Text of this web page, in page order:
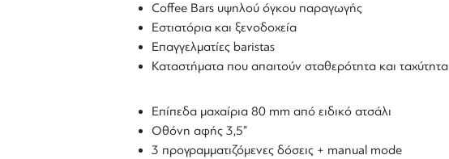
Coffee Bars υψηλού όγκου παραγωγής
Εστιατόρια και ξενοδοχεία
Επαγγελματίες baristas
Καταστήματα που απαιτούν σταθερότητα και ταχύτητα
Επίπεδα μαχαίρια 80 mm από ειδικό ατσάλι
Οθόνη αφής 3,5”
3 προγραμματιζόμενες δόσεις + manual mode